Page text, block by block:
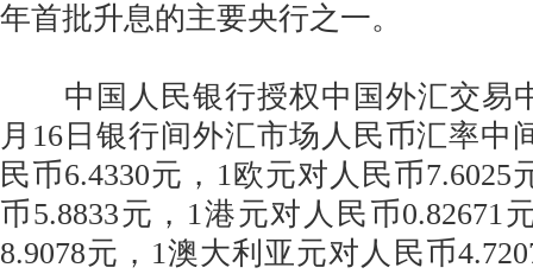
年首批升息的主要央行之一。
中国人民银行授权中国外汇交易
月16日银行间外汇市场人民币汇率中
民币6.4330元，1欧元对人民币7.6025
币5.8833元，1港元对人民币0.82671
8.9078元，1澳大利亚元对人民币